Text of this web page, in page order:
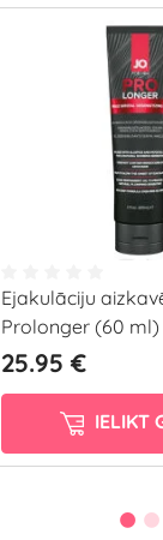
Ejakulāciju
Prolonger (60 ml)
25.95 €
IELIKT